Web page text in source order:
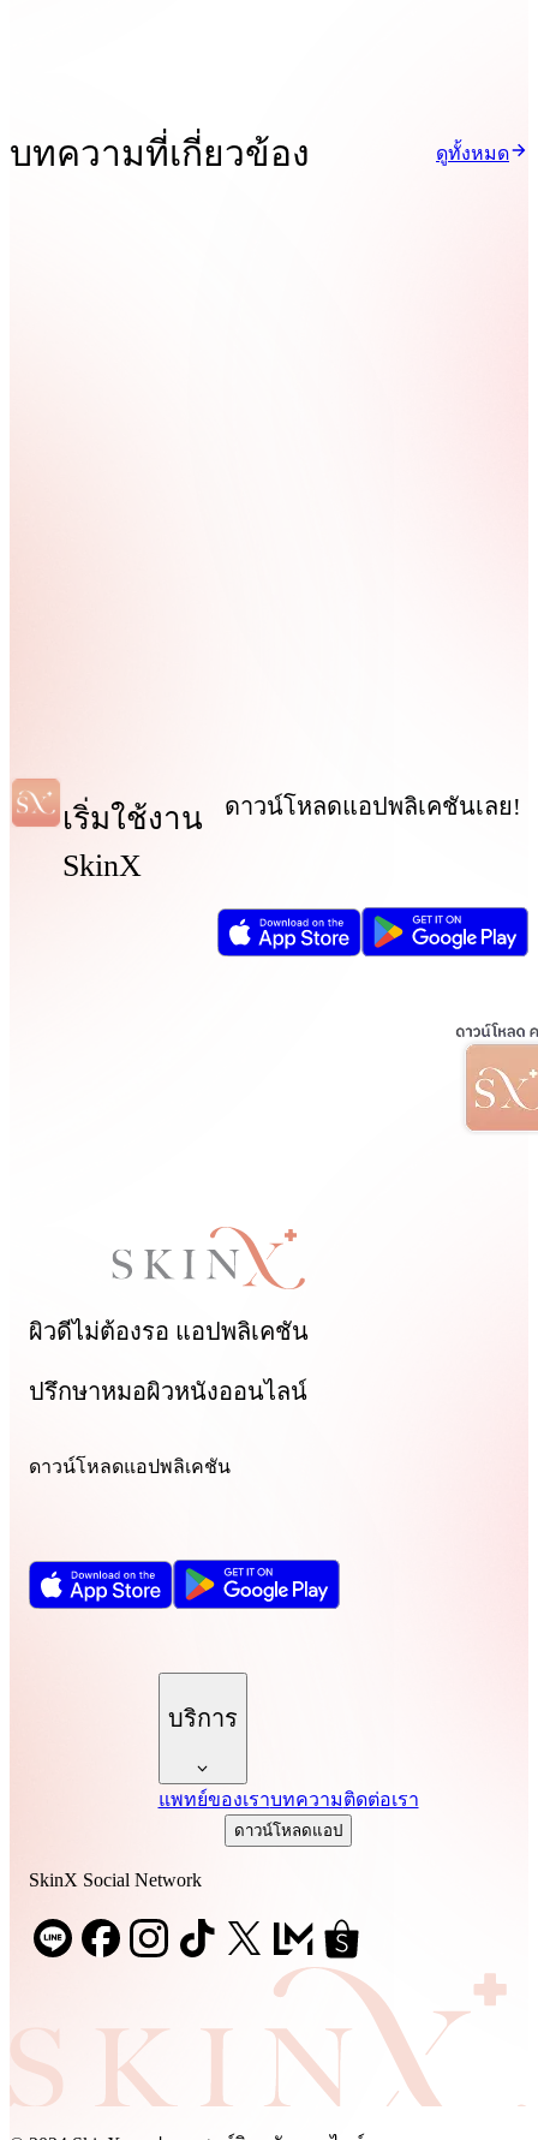
บทความที่เกี่ยวข้อง ดูทั้งหมด
เริ่มใช้งาน
SkinX
ดาวน์โหลดแอปพลิเคชันเลย!
ผิวดีไม่ต้องรอ แอปพลิเคชัน
ปรึกษาหมอผิวหนังออนไลน์
ดาวน์โหลดแอปพลิเคชัน
บริการ
แพทย์ของเราบทความติดต่อเรา
ดาวน์โหลดแอป
SkinX Social Network